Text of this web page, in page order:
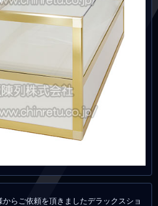
らご依頼を頂きましたデラックスショ